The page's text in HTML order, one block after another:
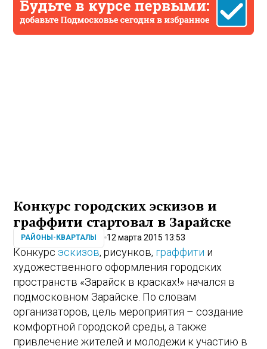
Конкурс городских эскизов и
граффити стартовал в Зарайске
РАЙОНЫ-КВАРТАЛЫ 12 марта 2015 13:53
Конкурсэскизов, рисунков, граффити и
художественного оформления городских
пространств «Зарайск в красках!» начался в
подмосковном Зарайске. По словам
организаторов, цель мероприятия – создание
комфортной городской среды, а также
привлечение жителей и молодежи к участию в